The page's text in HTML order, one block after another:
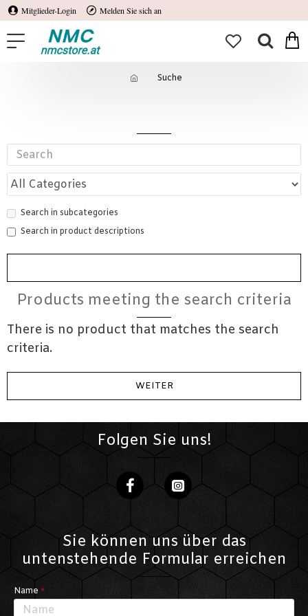
Mitglieder-Login Melden Sie sich an
Suche
Search in subcategories
Search in product descriptions
Products meeting the search criteria
There is no product that matches the search
criteria.
WEITER
Folgen Sie uns!
Sie können uns über das
untenstehende Formular erreichen
Name